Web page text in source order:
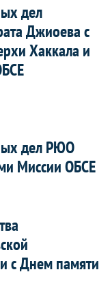
дел
Джиоева с
Хаккала и
дел РЮО
Миссии ОБСЕ
с Днем памяти